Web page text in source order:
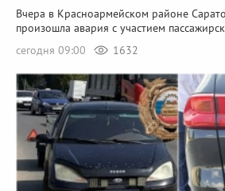
Вчера в Красноармейском районе
произошла авария с участием
сегодня 09:00
1632